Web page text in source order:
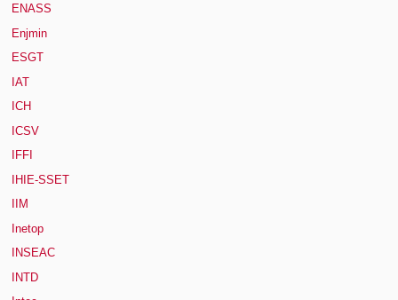
ENASS
Enjmin
ESGT
IAT
ICH
ICSV
IFFI
IHIE-SSET
IIM
Inetop
INSEAC
INTD